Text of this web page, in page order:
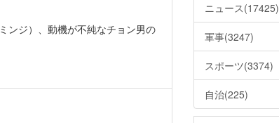
ンジ）、動機が不純なチョン男の
ニュース(17425)
軍事(3247)
スポーツ(3374)
自治(225)